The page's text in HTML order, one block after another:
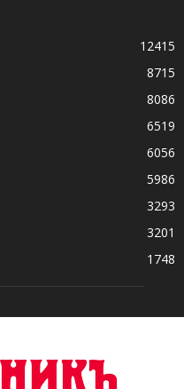
12415
8715
8086
6519
6056
5986
3293
3201
1748